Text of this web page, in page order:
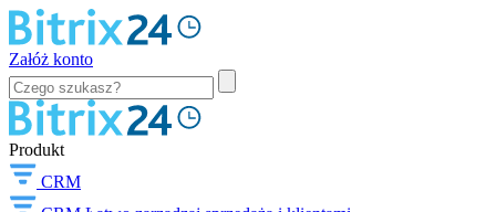
Załóż konto
Produkt
CRM